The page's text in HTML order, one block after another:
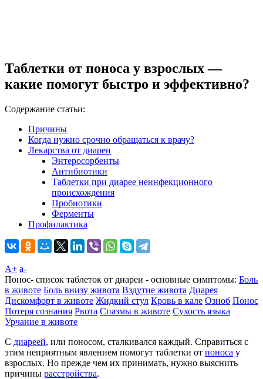
Таблетки от поноса у взрослых —
какие помогут быстро и эффективно?
Содержание статьи:
Причины
Когда нужно срочно обращаться к врачу?
Лекарства от диареи
Энтеросорбенты
Антибиотики
Таблетки при диарее неинфекционного
происхождения
Пробиотики
Ферменты
Профилактика
A+ а-
Понос- список таблеток от диареи - основные симптомы: Боль
в животе Боль внизу живота Вздутие живота Диарея
Дискомфорт в животе Жидкий стул Кровь в кале Озноб Понос
Потеря сознания Рвота Спазмы в животе Сухость языка
Урчание в животе
С диареей, или поносом, сталкивался каждый. Справиться с
этим неприятным явлением помогут таблетки от поноса у
взрослых. Но прежде чем их принимать, нужно выяснить
причины расстройства.